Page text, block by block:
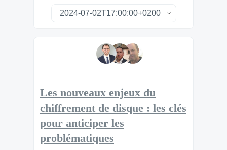
Les nouveaux enjeux du
chiffrement de disque : les clés
pour anticiper les
problématiques